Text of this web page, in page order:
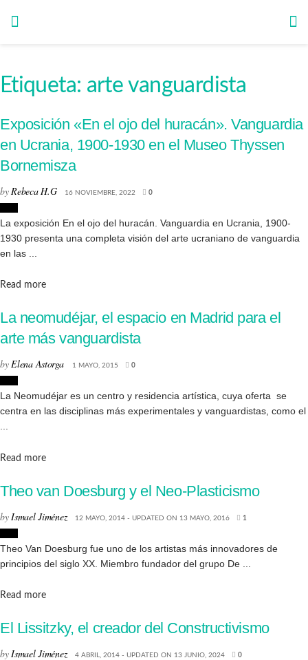
Etiqueta: arte vanguardista
Exposición «En el ojo del huracán». Vanguardia
en Ucrania, 1900-1930 en el Museo Thyssen
Bornemisza
byRebeca H.G 16 NOVIEMBRE, 2022 0
La exposición En el ojo del huracán. Vanguardia en Ucrania, 1900-
1930 presenta una completa visión del arte ucraniano de vanguardia
en las ...
Read moreDetails
La neomudéjar, el espacio en Madrid para el
arte más vanguardista
byElena Astorga 1 MAYO, 2015 0
La Neomudéjar es un centro y residencia artística, cuya oferta se
centra en las disciplinas más experimentales y vanguardistas, como el
...
Read moreDetails
Theo van Doesburg y el Neo-Plasticismo
by Ismael Jiménez 12 MAYO, 2014 - UPDATED ON 13 MAYO, 2016 1
Theo Van Doesburg fue uno de los artistas más innovadores de
principios del siglo XX. Miembro fundador del grupo De ...
Read moreDetails
El Lissitzky, el creador del Constructivismo
byIsmael Jiménez 4 ABRIL, 2014 - UPDATED ON 13 JUNIO, 2024 0